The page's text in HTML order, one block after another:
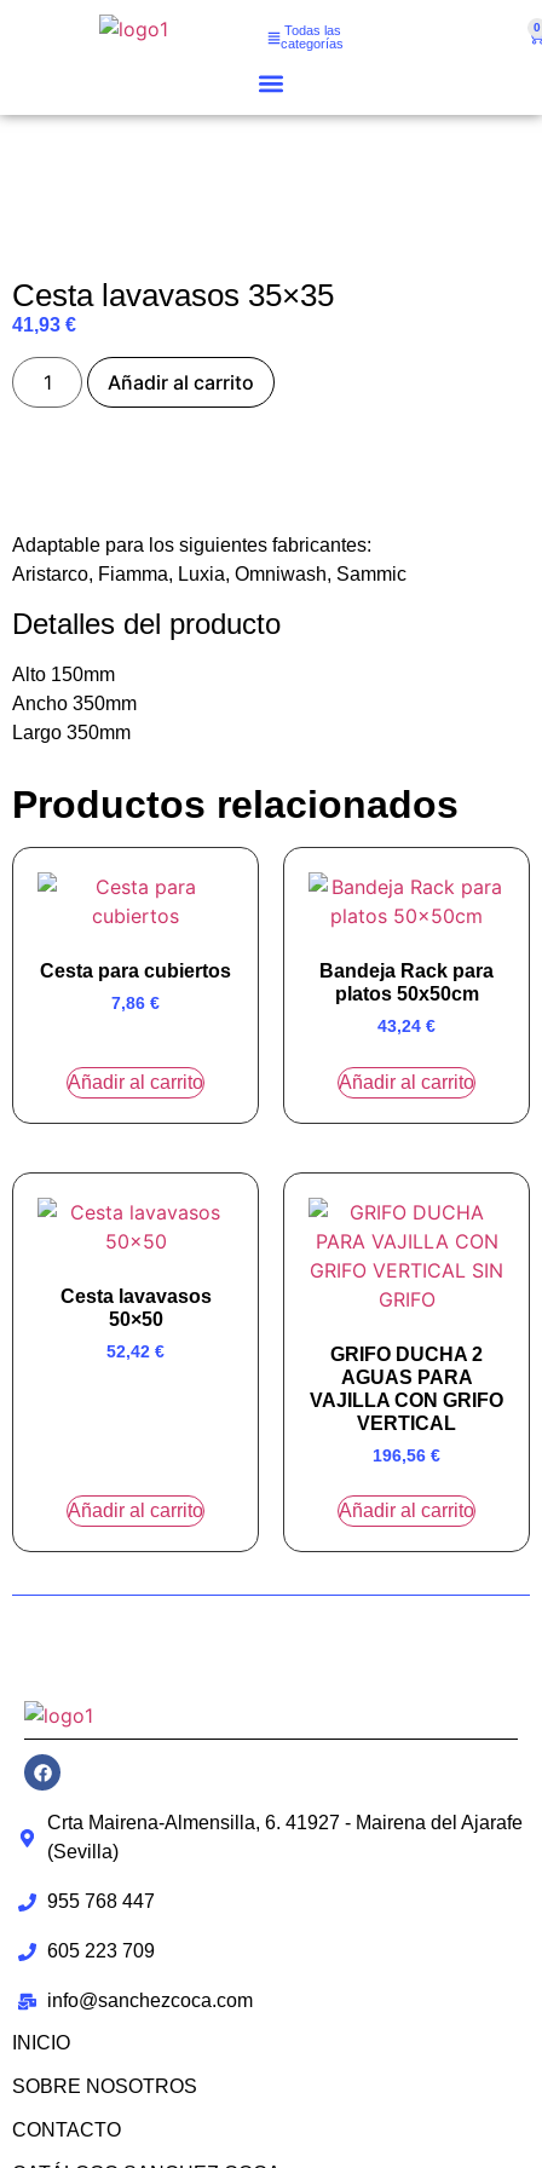
Todas las
categorías
0
Cesta lavavasos 35×35
41,93 €
Añadir al carrito
Adaptable para los siguientes fabricantes:
Aristarco, Fiamma, Luxia, Omniwash, Sammic
Detalles del producto
Alto 150mm
Ancho 350mm
Largo 350mm
Productos relacionados
Cesta para cubiertos
7,86 €
Añadir al carrito
Bandeja Rack para
platos 50x50cm
43,24 €
Añadir al carrito
Cesta lavavasos
50×50
52,42 €
Añadir al carrito
GRIFO DUCHA 2
AGUAS PARA
VAJILLA CON GRIFO
VERTICAL
196,56 €
Añadir al carrito
Crta Mairena-Almensilla, 6. 41927 - Mairena del Ajarafe
(Sevilla)
955 768 447
605 223 709
info@sanchezcoca.com
INICIO
SOBRE NOSOTROS
CONTACTO